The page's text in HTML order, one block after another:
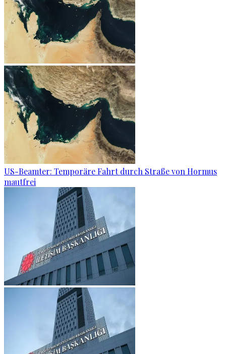
US-Beamter: Temporäre Fahrt durch Straße von Hormus
mautfrei